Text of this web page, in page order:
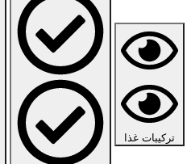
ترکیبات غذا